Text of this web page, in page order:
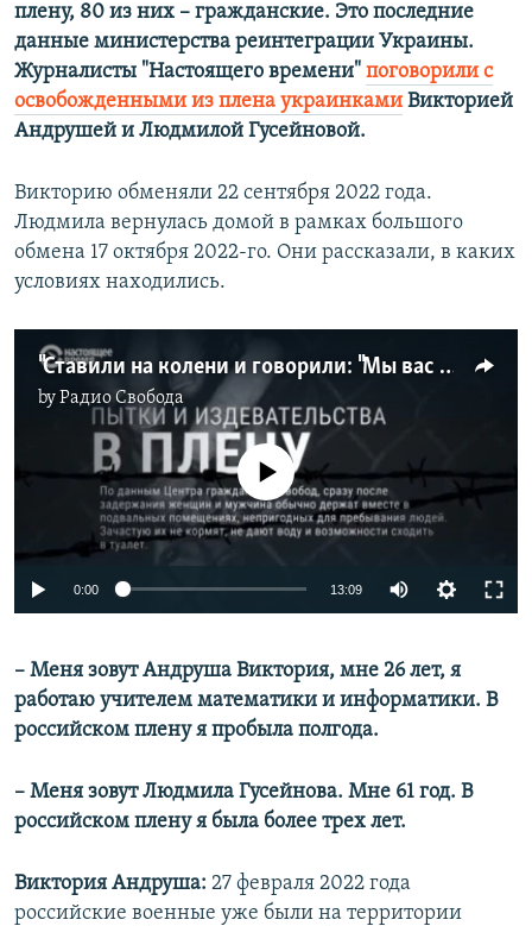
плену, 80 из них – гражданские. Это последние
данные министерства реинтеграции Украины.
Журналисты "Настоящего времени" поговорили с
освобожденными из плена украинками Викторией
Андрушей и Людмилой Гусейновой.
Викторию обменяли 22 сентября 2022 года.
Людмила вернулась домой в рамках большого
обмена 17 октября 2022-го. Они рассказали, в каких
условиях находились.
"Ставили на колени и говорили: "Мы вас сейчас расстреляем". Украинки Виктория и Людмила рассказывают, что с ними было в российском плену
byРадио Свобода
Auto 240p 360p 480p
No media source currently available
0:00 13:09
360p
480p
1080p
– Меня зовут Андруша Виктория, мне 26 лет, я
работаю учителем математики и информатики. В
российском плену я пробыла полгода.
– Меня зовут Людмила Гусейнова. Мне 61 год. В
российском плену я была более трех лет.
Виктория Андруша: 27 февраля 2022 года
российские военные уже были на территории